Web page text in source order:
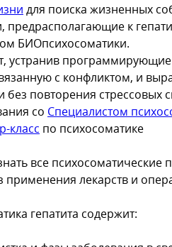
для поиска жизненных
предрасполагающие к
БИОпсихосоматики.
устранив программирующие
с конфликтом, и
повторения стрессовых
со Специалистом
класс по психосоматике
все
применения лекарств и
гепатита содержит: